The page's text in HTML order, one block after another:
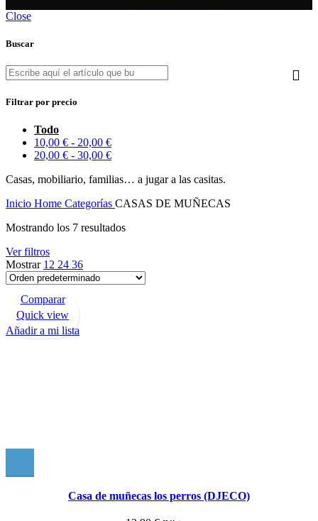
Close
Buscar
Filtrar por precio
Todo
10,00 € - 20,00 €
20,00 € - 30,00 €
Casas, mobiliario, familias… a jugar a las casitas.
Inicio Home Categorías CASAS DE MUÑECAS
Mostrando los 7 resultados
Ver filtros
Mostrar 12 24 36
Comparar
Quick view
Añadir a mi lista
Casa de muñecas los perros (DJECO)